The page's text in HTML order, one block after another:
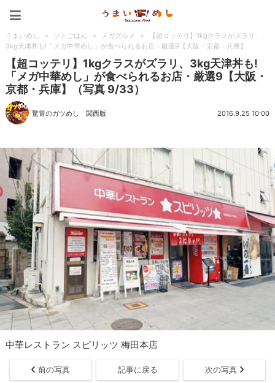
うまいめし > ソトごはん > メガグルメ >
【超コッテリ】1kgクラスがズラリ、
3kg天津丼も!「メガ中華めし」が食べられるお店・厳選9【大阪・京都・兵庫】
【超コッテリ】1kgクラスがズラリ、3kg天津丼も!
「メガ中華めし」が食べられるお店・厳選9【大阪・
京都・兵庫】（写真 9/33）
驚胃のガツめし 関西版 2016.9.25 10:00
中華レストラン スピリッツ 梅田本店
前の写真 記事に戻る 次の写真